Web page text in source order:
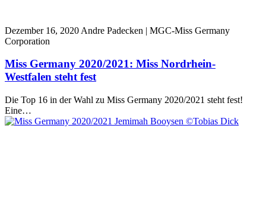
Dezember 16, 2020 Andre Padecken | MGC-Miss Germany
Corporation
Miss Germany 2020/2021: Miss Nordrhein-
Westfalen steht fest
Die Top 16 in der Wahl zu Miss Germany 2020/2021 steht fest!
Eine…